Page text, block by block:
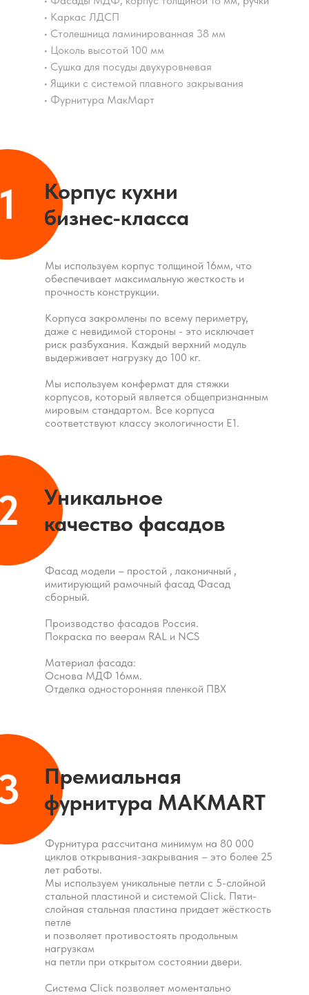
• Каркас ЛДСП
• Столешница ламинированная 38 мм
• Цоколь высотой 100 мм
• Сушка для посуды двухуровневая
• Ящики с системой плавного закрывания
• Фурнитура МакМарт
Мы используем корпус толщиной 16мм, что
обеспечивает максимальную жесткость и
прочность конструкции.
Корпуса закромлены по всему периметру,
даже с невидимой стороны - это исключает
риск разбухания. Каждый верхний модуль
выдерживает нагрузку до 100 кг.
Мы используем конфермат для стяжки
корпусов, который является общепризнанным
мировым стандартом. Все корпуса
соответствуют классу экологичности Е1.
1
Фасад модели – простой , лаконичный ,
имитирующий рамочный фасад Фасад
сборный.
Производство фасадов Россия.
Покраска по веерам RAL и NCS
Материал фасада:
Основа МДФ 16мм.
Отделка односторонняя пленкой ПВХ
Фурнитура рассчитана минимум на 80 000
циклов открывания-закрывания – это более 25
лет работы.
Мы используем уникальные петли с 5-слойной
стальной пластиной и системой Click. Пяти-
слойная стальная пластина придает жёсткость
петле
и позволяет противостоять продольным
нагрузкам
на петли при открытом состоянии двери.
Система Click позволяет моментально
Корпус кухни
бизнес-класса
Уникальное
качество фасадов
Премиальная
фурнитура MAKMART